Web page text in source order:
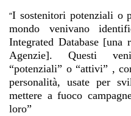
“I sostenitori potenziali o
mondo venivano
Integrated Database
Agenzie]. Questi
“potenziali” o “attivi” ,
personalità, usate per
mettere a fuoco
loro”